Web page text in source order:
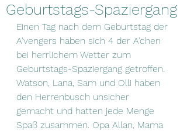
Geburtstags-Spaziergang
Einen Tag nach dem Geburtstag der
A'vengers haben sich 4 der A'chen
bei herrlichem Wetter zum
Geburtstags-Spaziergang getroffen.
Watson, Lana, Sam und Olli haben
den Herrenbusch unsicher
gemacht und hatten jede Menge
Spaß zusammen. Opa Allan, Mama